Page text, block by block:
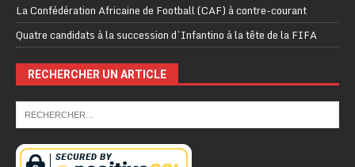
La Confédération Africaine de Football (CAF) à contre-courant
Quatre candidats à la succession d’Infantino à la tête de la FIFA
RECHERCHER UN ARTICLE